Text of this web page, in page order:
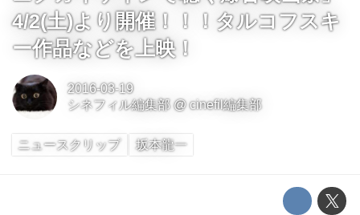
4/2(土)より開催！！！タルコフスキ
ー作品などを上映！
2016-03-19
シネフィル編集部@cinefil編集部
ニュースクリップ 坂本龍一